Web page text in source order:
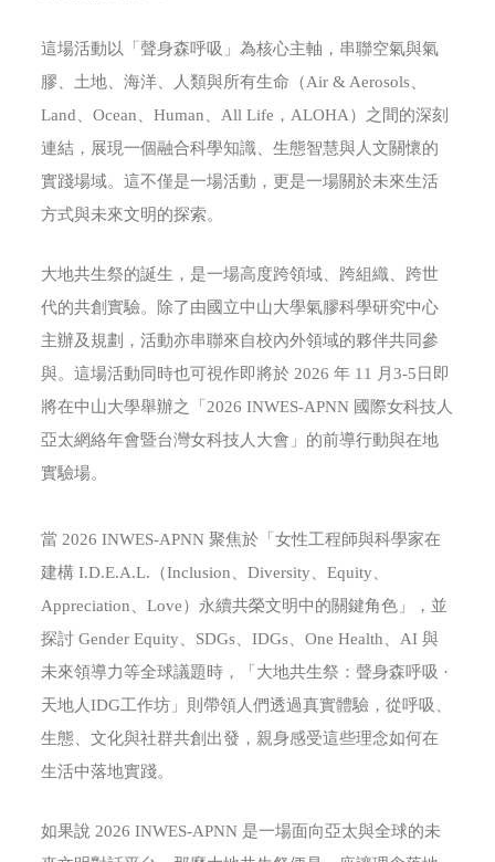
這場活動以「聲身森呼吸」為核心主軸，串聯空氣與氣
膠、土地、海洋、人類與所有生命（Air & Aerosols、
Land、Ocean、Human、All Life，ALOHA）之間的深刻
連結，展現一個融合科學知識、生態智慧與人文關懷的
實踐場域。這不僅是一場活動，更是一場關於未來生活
方式與未來文明的探索。
大地共生祭的誕生，是一場高度跨領域、跨組織、跨世
代的共創實驗。除了由國立中山大學氣膠科學研究中心
主辦及規劃，活動亦串聯來自校內外領域的夥伴共同參
與。這場活動同時也可視作即將於 2026 年 11 月3-5日即
將在中山大學舉辦之「2026 INWES-APNN 國際女科技人
亞太網絡年會暨台灣女科技人大會」的前導行動與在地
實驗場。
當 2026 INWES-APNN 聚焦於「女性工程師與科學家在
建構 I.D.E.A.L.（Inclusion、Diversity、Equity、
Appreciation、Love）永續共榮文明中的關鍵角色」，並
探討 Gender Equity、SDGs、IDGs、One Health、AI 與
未來領導力等全球議題時，「大地共生祭：聲身森呼吸 ·
天地人IDG工作坊」則帶領人們透過真實體驗，從呼吸、
生態、文化與社群共創出發，親身感受這些理念如何在
生活中落地實踐。
如果說 2026 INWES-APNN 是一場面向亞太與全球的未